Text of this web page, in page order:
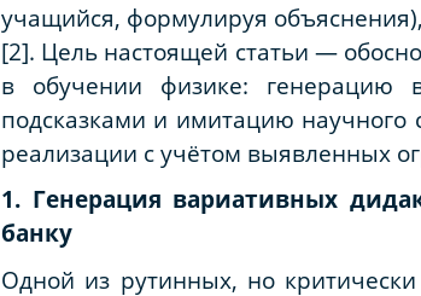
учащийся, формулируя
[2]. Цель настоящей статьи —
в обучении физике: генерацию
подсказками и имитацию
реализации с учётом выявленных
1. Генерация вариативных
банку
Одной из рутинных, но